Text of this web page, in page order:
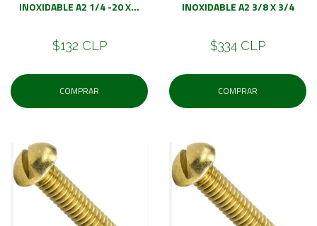
INOXIDABLE A2 1/4 -20 X...
$132 CLP
COMPRAR
INOXIDABLE A2 3/8 X 3/4
$334 CLP
COMPRAR